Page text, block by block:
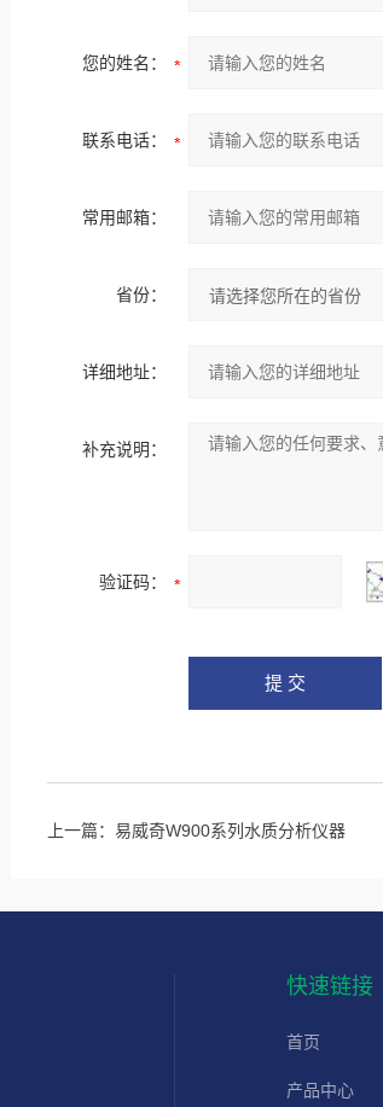
您的姓名：
联系电话：
常用邮箱：
省份：
详细地址：
补充说明：
验证码：
上一篇： 易威奇W900系列水质分析仪器
快速链接
首页
产品中心